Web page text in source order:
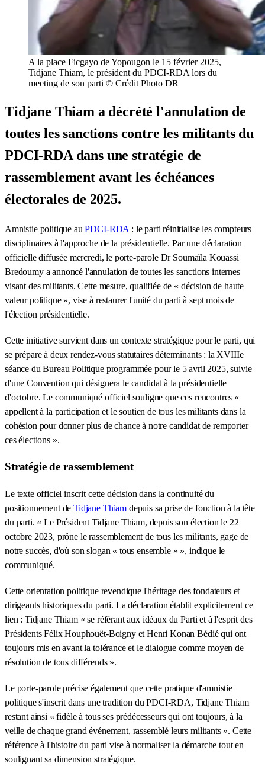
A la place Ficgayo de Yopougon le 15 février 2025,
Tidjane Thiam, le président du PDCI-RDA lors du
meeting de son parti © Crédit Photo DR
Tidjane Thiam a décrété l'annulation de
toutes les sanctions contre les militants du
PDCI-RDA dans une stratégie de
rassemblement avant les échéances
électorales de 2025.
Amnistie politique auPDCI-RDA : le parti réinitialise les compteurs
disciplinaires à l'approche de la présidentielle. Par une déclaration
officielle diffusée mercredi, le porte-parole Dr Soumaïla Kouassi
Bredoumy a annoncé l'annulation de toutes les sanctions internes
visant des militants. Cette mesure, qualifiée de « décision de haute
valeur politique », vise à restaurer l'unité du parti à sept mois de
l'élection présidentielle.
Cette initiative survient dans un contexte stratégique pour le parti, qui
se prépare à deux rendez-vous statutaires déterminants : la XVIIIe
séance du Bureau Politique programmée pour le 5 avril 2025, suivie
d'une Convention qui désignera le candidat à la présidentielle
d'octobre. Le communiqué officiel souligne que ces rencontres «
appellent à la participation et le soutien de tous les militants dans la
cohésion pour donner plus de chance à notre candidat de remporter
ces élections ».
Stratégie de rassemblement
Le texte officiel inscrit cette décision dans la continuité du
positionnement deTidjane Thiam depuis sa prise de fonction à la tête
du parti. « Le Président Tidjane Thiam, depuis son élection le 22
octobre 2023, prône le rassemblement de tous les militants, gage de
notre succès, d'où son slogan « tous ensemble » », indique le
communiqué.
Cette orientation politique revendique l'héritage des fondateurs et
dirigeants historiques du parti. La déclaration établit explicitement ce
lien : Tidjane Thiam « se référant aux idéaux du Parti et à l'esprit des
Présidents Félix Houphouët-Boigny et Henri Konan Bédié qui ont
toujours mis en avant la tolérance et le dialogue comme moyen de
résolution de tous différends ».
Le porte-parole précise également que cette pratique d'amnistie
politique s'inscrit dans une tradition du PDCI-RDA, Tidjane Thiam
restant ainsi « fidèle à tous ses prédécesseurs qui ont toujours, à la
veille de chaque grand événement, rassemblé leurs militants ». Cette
référence à l'histoire du parti vise à normaliser la démarche tout en
soulignant sa dimension stratégique.